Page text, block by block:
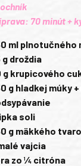
70 minút +
ml plnotučného
g droždia
g krupicového
g hladkej múky +
soli
g mäkkého
vajcia
zo ¼ citróna